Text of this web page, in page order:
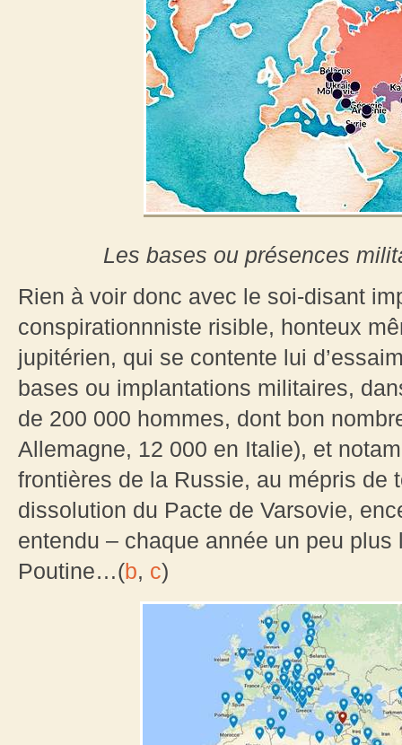
Les bases ou présences
Rien à voir donc avec le soi-disant
conspirationnniste risible, honteux
jupitérien, qui se contente lui
bases ou implantations militaires,
de 200 000 hommes, dont bon
Allemagne, 12 000 en Italie), et
frontières de la Russie, au mépris de
dissolution du Pacte de Varsovie,
entendu – chaque année un peu
Poutine…(b, c)